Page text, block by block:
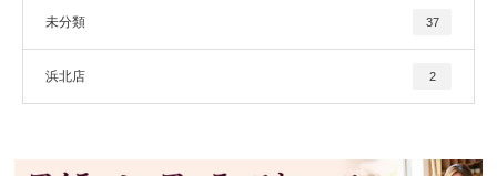
未分類 37
浜北店 2